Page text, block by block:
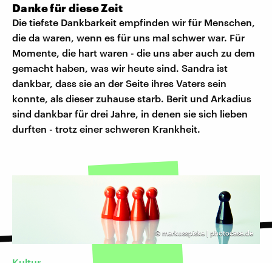
Danke für diese Zeit
Die tiefste Dankbarkeit empfinden wir für Menschen,
die da waren, wenn es für uns mal schwer war. Für
Momente, die hart waren - die uns aber auch zu dem
gemacht haben, was wir heute sind. Sandra ist
dankbar, dass sie an der Seite ihres Vaters sein
konnte, als dieser zuhause starb. Berit und Arkadius
sind dankbar für drei Jahre, in denen sie sich lieben
durften - trotz einer schweren Krankheit.
© markusspiske | photocase.de